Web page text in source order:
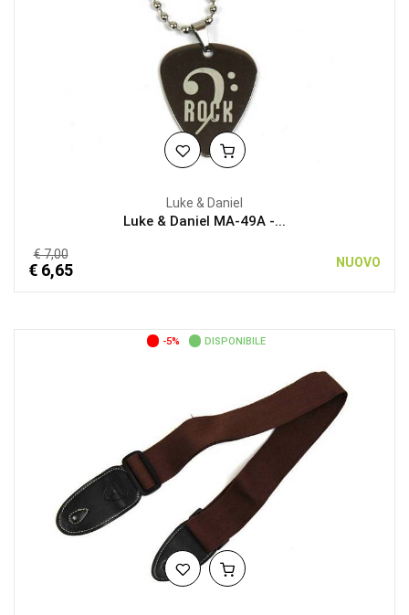
Luke & Daniel
Luke & Daniel MA-49A -...
€ 7,00
€ 6,65 NUOVO
-5% DISPONIBILE